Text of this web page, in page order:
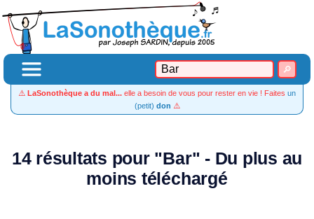
⚠️ LaSonothèque a du mal... elle a besoin de vous pour rester en vie ! Faites un
(petit) don ⚠️
14 résultats pour "Bar" - Du plus au
moins téléchargé